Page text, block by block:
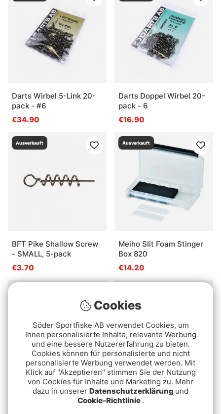
Darts Wirbel 5-Link 20-
pack - #6
€34.90
Darts Doppel Wirbel 20-
pack - 6
€16.90
Ausverkauft
BFT Pike Shallow Screw
- SMALL, 5-pack
€3.70
Ausverkauft
Meiho Slit Foam Stinger
Box 820
€14.20
Svartzonker Screw-In-
Head 30g (2-Pack)
Bauer Pike Wire Titanium
€15.90
Cookies
Söder Sportfiske AB verwendet Cookies, um
Ihnen personalisierte Inhalte, relevante Werbung
und eine bessere Nutzererfahrung zu bieten.
Cookies können für personalisierte und nicht
personalisierte Werbung verwendet werden. Mit
Klick auf "Akzeptieren" stimmen Sie der Nutzung
von Cookies für Inhalte und Marketing zu. Mehr
dazu in unserer Datenschutzerklärung und
Cookie-Richtlinie .